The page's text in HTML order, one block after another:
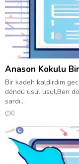
Anason Kokulu
Bir kadeh kaldırdım
döndü usul usul,‎Ben
sardı...
0